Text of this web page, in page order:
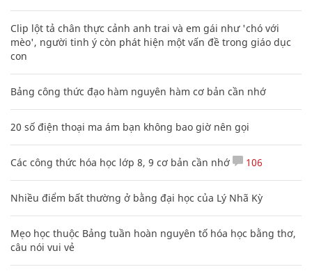
Clip lột tả chân thực cảnh anh trai và em gái như 'chó với
mèo', người tinh ý còn phát hiện một vấn đề trong giáo dục
con
Bảng công thức đạo hàm nguyên hàm cơ bản cần nhớ
20 số điện thoại ma ám bạn không bao giờ nên gọi
Các công thức hóa học lớp 8, 9 cơ bản cần nhớ 106
Nhiều điểm bất thường ở bằng đại học của Lý Nhã Kỳ
Mẹo học thuộc Bảng tuần hoàn nguyên tố hóa học bằng thơ,
câu nói vui vẻ